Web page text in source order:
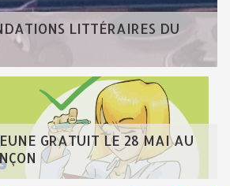
LITTÉRAIRES DU
GRATUIT LE 28 MAI AU